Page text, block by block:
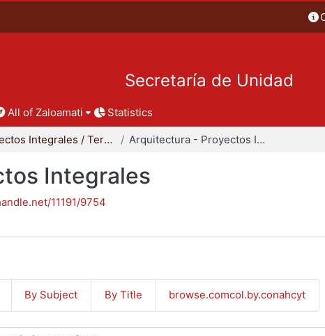
Secretaría de Unidad
All of Zaloamati Statistics
Proyectos Integrales / Terminales - Licenciatura Arquitectura - Proyectos Integrales
Integrales
11191/9754
By Subject By Title browse.comcol.by.conahcyt